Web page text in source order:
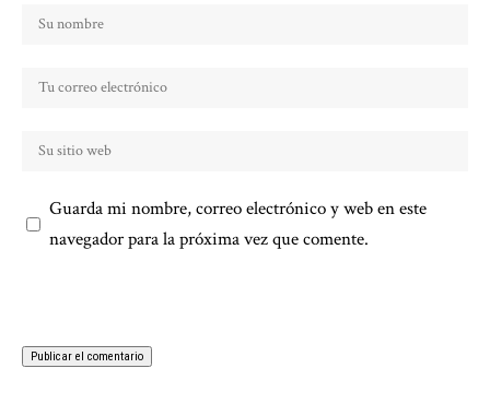
Guarda mi nombre, correo electrónico y web en este
navegador para la próxima vez que comente.